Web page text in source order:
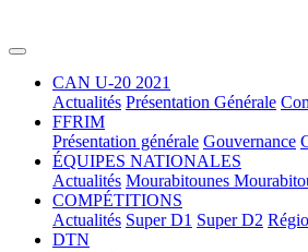
CAN U-20 2021
Actualités Présentation Générale
FFRIM
Présentation générale Gouvernance
ÉQUIPES NATIONALES
Actualités Mourabitounes
COMPÉTITIONS
Actualités Super D1 Super D2
DTN